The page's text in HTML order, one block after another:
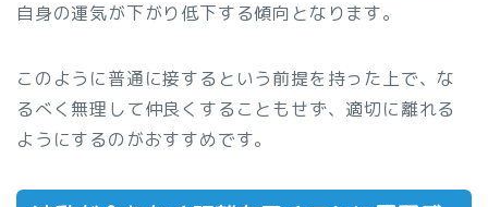
自身の運気が下がり低下する傾向となります。
このように普通に接するという前提を持った上で、な
るべく無理して仲良くすることもせず、適切に離れる
ようにするのがおすすめです。